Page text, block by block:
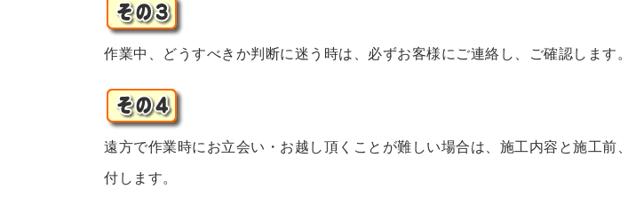
作業中、どうすべきか判断に迷う時は、必ずお客様にご連絡し、ご確認します。
遠方で作業時にお立会い・お越し頂くことが難しい場合は、施工内容と施工前
付します。